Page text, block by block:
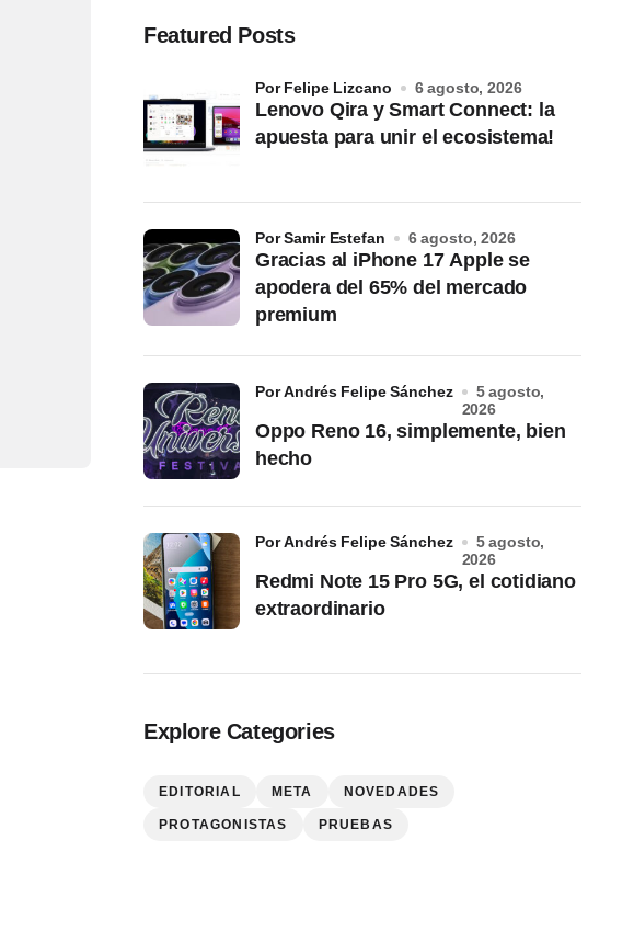
Featured Posts
Lenovo Qira y Smart Connect: la
apuesta para unir el ecosistema!
por Felipe Lizcano 6 agosto, 2026
Gracias al iPhone 17 Apple se
apodera del 65% del mercado
premium
por Samir Estefan 6 agosto, 2026
Oppo Reno 16, simplemente, bien
hecho
por Andrés Felipe Sánchez
5 agosto,
2026
Redmi Note 15 Pro 5G, el cotidiano
extraordinario
por Andrés Felipe Sánchez
5 agosto,
2026
Explore Categories
EDITORIAL META NOVEDADES
PROTAGONISTAS PRUEBAS